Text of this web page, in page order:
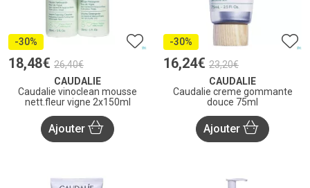
-30%
18,48€ 26,40€
CAUDALIE
Caudalie vinoclean mousse
nett.fleur vigne 2x150ml
Ajouter
-30%
16,24€ 23,20€
CAUDALIE
Caudalie creme gommante
douce 75ml
Ajouter